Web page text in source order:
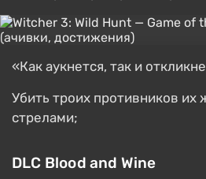
«Как аукнется, так и
Убить троих противников их
стрелами;
DLC Blood and Wine